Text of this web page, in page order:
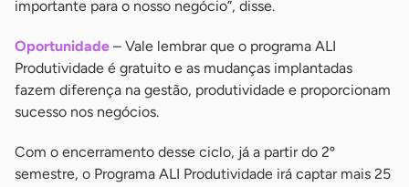
importante para o nosso negócio”, disse.
Oportunidade – Vale lembrar que o programa ALI
Produtividade é gratuito e as mudanças implantadas
fazem diferença na gestão, produtividade e proporcionam
sucesso nos negócios.
Com o encerramento desse ciclo, já a partir do 2º
semestre, o Programa ALI Produtividade irá captar mais 25